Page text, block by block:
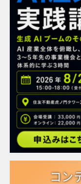
コン